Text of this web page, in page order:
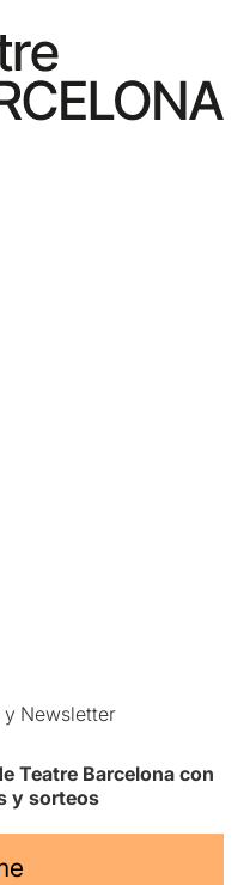
y Newsletter
Teatre Barcelona con
y sorteos